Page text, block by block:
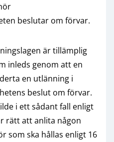
beslutar om förvar.
är tillämplig
inleds genom att en
en utlänning i
beslut om förvar.
i ett sådant fall enligt
rätt att anlita någon
som ska hållas enligt 16